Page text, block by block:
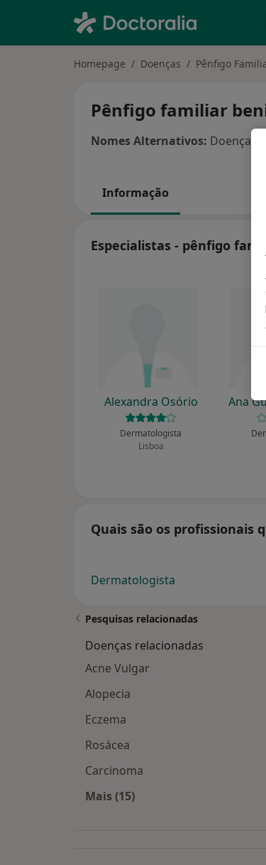
Homepage Doenças Pênfigo
Pênfigo familiar
Nomes Alternativos: Doença
Informação
Especialistas - pênfigo
Alexandra Osório
Dermatologista
Lisboa
Ana
Quais são os profissionais
Dermatologista
Pesquisas relacionadas
Doenças relacionadas
Acne Vulgar
Alopecia
Eczema
Rosácea
Carcinoma
Mais (15)